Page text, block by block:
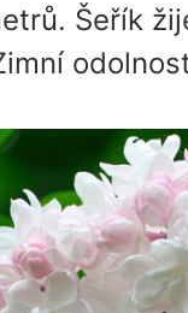
Šeřík